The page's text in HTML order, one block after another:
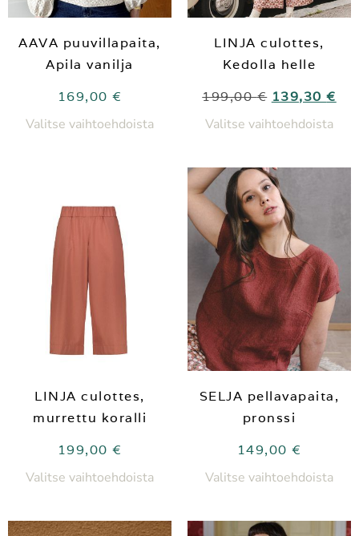
AAVA puuvillapaita,
Apila vanilja
169,00 €
Valitse vaihtoehdoista
LINJA culottes,
Kedolla helle
199,00€ 139,30€
Valitse vaihtoehdoista
LINJA culottes,
murrettu koralli
199,00 €
Valitse vaihtoehdoista
SELJA pellavapaita,
pronssi
149,00 €
Valitse vaihtoehdoista